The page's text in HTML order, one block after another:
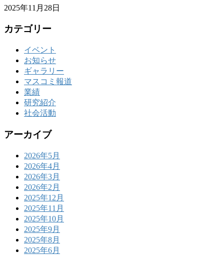
2025年11月28日
カテゴリー
イベント
お知らせ
ギャラリー
マスコミ報道
業績
研究紹介
社会活動
アーカイブ
2026年5月
2026年4月
2026年3月
2026年2月
2025年12月
2025年11月
2025年10月
2025年9月
2025年8月
2025年6月